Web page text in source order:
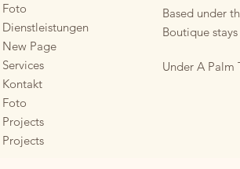
Foto
Dienstleistungen
New Page
Services
Kontakt
Foto
Projects
Projects
Based under
Boutique
Under A Palm